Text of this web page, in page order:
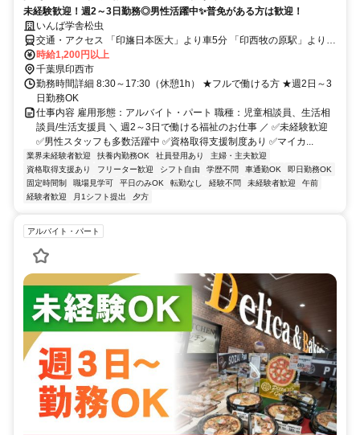
未経験歓迎！週2～3日勤務◎男性活躍中✨普免がある方は歓迎！
いんば学舎松虫
交通・アクセス 「印旛日本医大」より車5分 「印西牧の原駅」より車
12分／マイカー通勤ＯＫ
時給1,200円以上
千葉県印西市
勤務時間詳細 8:30～17:30（休憩1h） ★フルで働ける方 ★週2日～3
日勤務OK
仕事内容 雇用形態：アルバイト・パート 職種：児童相談員、生活相
談員/生活支援員 ＼ 週2～3日で働ける福祉のお仕事 ／ ✅未経験歓迎
✅男性スタッフも多数活躍中 ✅資格取得支援制度あり ✅マイカ...
業界未経験者歓迎 扶養内勤務OK 社員登用あり
主婦・主夫歓迎
資格取得支援あり
フリーター歓迎 シフト自由 学歴不問 車通勤OK
即日勤務OK
固定時間制
職場見学可 平日のみOK 転勤なし 経験不問 未経験者歓迎
午前
経験者歓迎
月1シフト提出 夕方
アルバイト・パート